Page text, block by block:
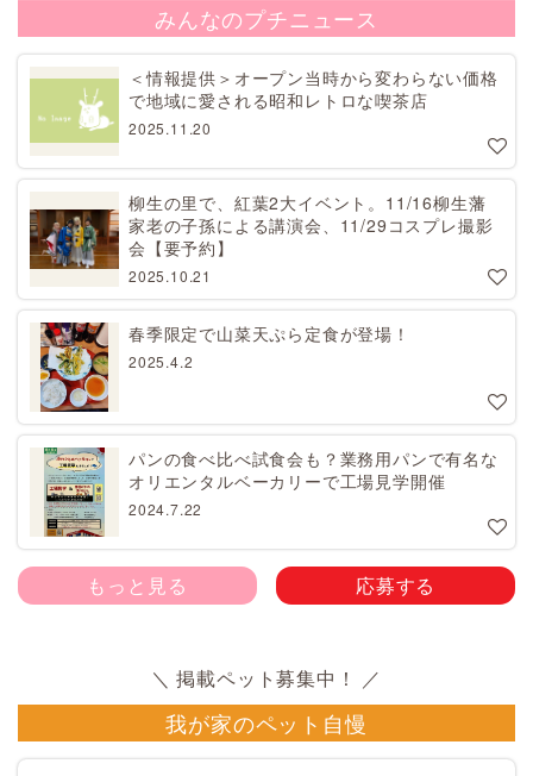
みんなのプチニュース
＜情報提供＞オープン当時から変わらない価格
で地域に愛される昭和レトロな喫茶店
2025.11.20
柳生の里で、紅葉2大イベント。11/16柳生藩
家老の子孫による講演会、11/29コスプレ撮影
会【要予約】
2025.10.21
春季限定で山菜天ぷら定食が登場！
2025.4.2
パンの食べ比べ試食会も？業務用パンで有名な
オリエンタルベーカリーで工場見学開催
2024.7.22
もっと見る 応募する
我が家のペット自慢